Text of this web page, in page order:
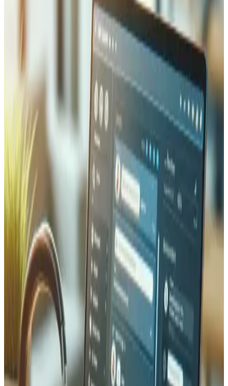
Custom ERP development, business intelligence,
multi-currency management, logistics automation
Présentation du projet
AGD Trading est une société de négoce suisse qui
nécessitait une refonte complète de son application web
existante. Le système historique avait accumulé une
dette technique importante au fil des développements
ponctuels, entraînant des performances lentes, des
capacités de reporting limitées et des processus manuels
de traitement de documents. Tedbin a repris le projet avec
le mandat de moderniser l'ensemble de l'application — de
l'infrastructure à l'interface utilisateur — tout en ajoutant
des fonctionnalités critiques comme la gestion multi-
devises et les rapports de conformité réglementaire.
Approche technique & Architecture
Nous avons reconstruit l'application sur une base Laravel
solide avec un hébergement infogéré pour la fiabilité et la
scalabilité. L'architecture a été conçue autour de
composants modulaires, permettant le développement et
le déploiement indépendants de fonctionnalités comme le
système de gestion des commissions, les tableaux de
bord statistiques et les modules de suivi de transit.
L'optimisation de la base de données a été un objectif
central — restructuration des requêtes, ajout d'index
stratégiques et implémentation de couches de cache
pour atteindre l'objectif de temps de réponse sous la
seconde.
Fonctionnalités clés & Modules